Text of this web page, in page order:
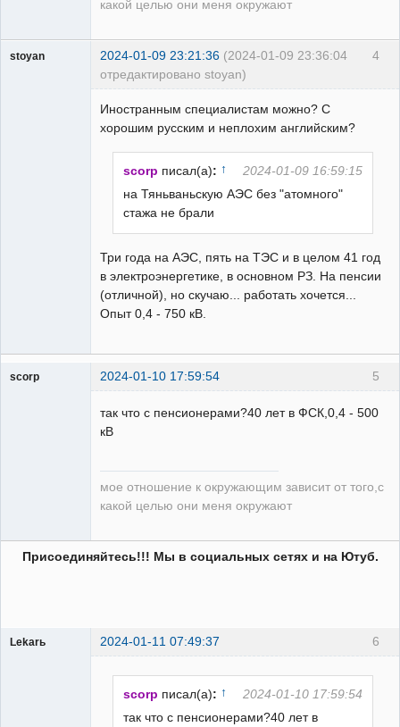
какой целью они меня окружают
4
stoyan 2024-01-09 23:21:36 (2024-01-09 23:36:04
отредактировано stoyan)
Иностранным специалистам можно? С
хорошим русским и неплохим английским?
scorp писал(а): ↑
2024-01-09 16:59:15
на Тяньваньскую АЭС без "атомного"
стажа не брали
Три года на АЭС, пять на ТЭС и в целом 41 год
в электроэнергетике, в основном РЗ. На пенсии
(отличной), но скучаю... работать хочется...
Опыт 0,4 - 750 кВ.
5
scorp 2024-01-10 17:59:54
так что с пенсионерами?40 лет в ФСК,0,4 - 500
кВ
мое отношение к окружающим зависит от того,с
какой целью они меня окружают
Присоединяйтесь!!! Мы в социальных сетях и на Ютуб.
6
Lekarь 2024-01-11 07:49:37
scorp писал(а): ↑
2024-01-10 17:59:54
так что с пенсионерами?40 лет в